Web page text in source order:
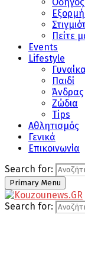
Πείτε
Events
Lifestyle
Γυναίκα
Παιδί
Άνδρας
Ζώδια
Tips
Αθλητισμός
Γενικά
Επικοινωνία
Search for:
Primary Menu
Search for: